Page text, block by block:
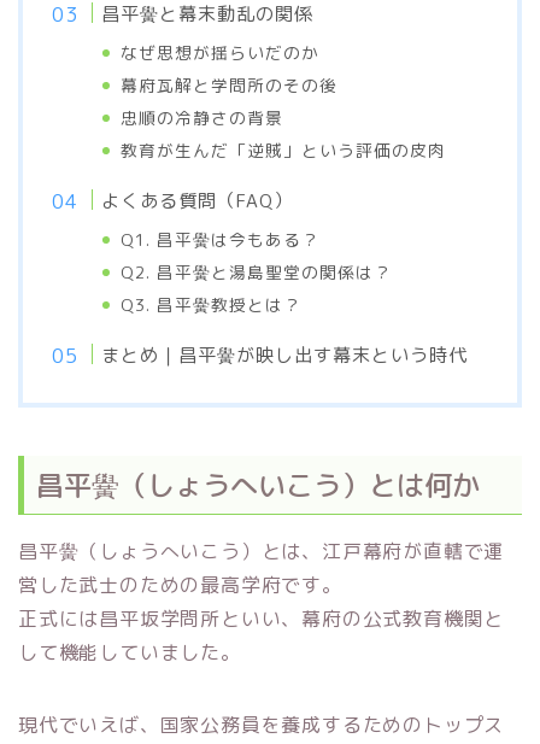
昌平黌と幕末動乱の関係
なぜ思想が揺らいだのか
幕府瓦解と学問所のその後
忠順の冷静さの背景
教育が生んだ「逆賊」という評価の皮肉
よくある質問（FAQ）
Q1. 昌平黌は今もある？
Q2. 昌平黌と湯島聖堂の関係は？
Q3. 昌平黌教授とは？
まとめ｜昌平黌が映し出す幕末という時代
昌平黌（しょうへいこう）とは何か
昌平黌（しょうへいこう）とは、江戸幕府が直轄で運
営した武士のための最高学府です。
正式には昌平坂学問所といい、幕府の公式教育機関と
して機能していました。
現代でいえば、国家公務員を養成するためのトップス